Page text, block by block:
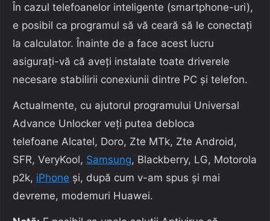
În cazul telefoanelor inteligente (smartphone-uri),
e posibil ca programul să vă ceară să le conectați
la calculator. Înainte de a face acest lucru
asigurați-vă că aveți instalate toate driverele
necesare stabilirii conexiunii dintre PC și telefon.
Actualmente, cu ajutorul programului Universal
Advance Unlocker veți putea debloca
telefoane Alcatel, Doro, Zte MTk, Zte Android,
SFR, VeryKool, Samsung, Blackberry, LG, Motorola
p2k, iPhone și, după cum v-am spus și mai
devreme, modemuri Huawei.